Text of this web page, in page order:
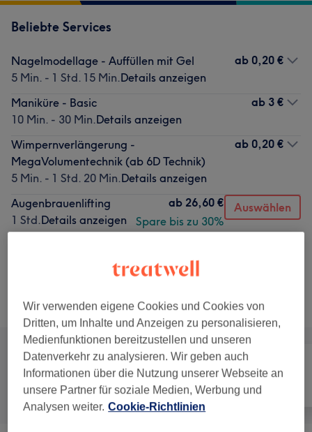
Beliebte Services
Nagelmodellage - Auffüllen mit Gel
5 Min. - 1 Std. 15 Min.Details anzeigen
ab 0,20 €
Maniküre - Basic
10 Min. - 30 Min.Details anzeigen
ab 3 €
Wimpernverlängerung -
MegaVolumentechnik (ab 6D Technik)
5 Min. - 1 Std. 20 Min.Details anzeigen
ab 0,20 €
Augenbrauenlifting
1 Std.Details anzeigen
ab 26,60 €
Spare bis zu 30%
Auswählen
Details anzeigen
Alle Services
Alle Nägel
Wir verwenden eigene Cookies und Cookies von
Dritten, um Inhalte und Anzeigen zu personalisieren,
Medienfunktionen bereitzustellen und unseren
Datenverkehr zu analysieren. Wir geben auch
Informationen über die Nutzung unserer Webseite an
unsere Partner für soziale Medien, Werbung und
Analysen weiter. Cookie-Richtlinien